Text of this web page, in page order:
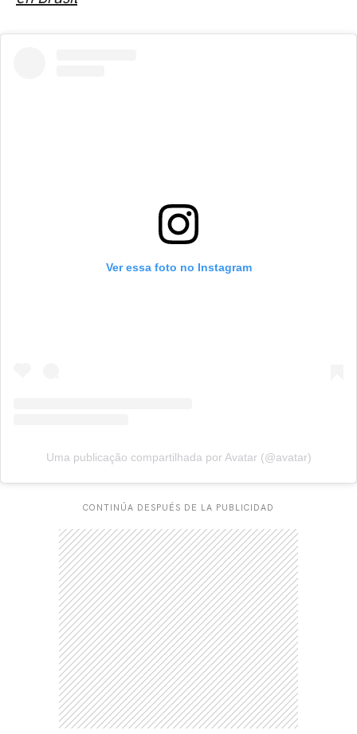
Ver essa foto no Instagram
Uma publicação compartilhada por Avatar (@avatar)
CONTINÚA DESPUÉS DE LA PUBLICIDAD
CARREGANDO PUBLICIDADE